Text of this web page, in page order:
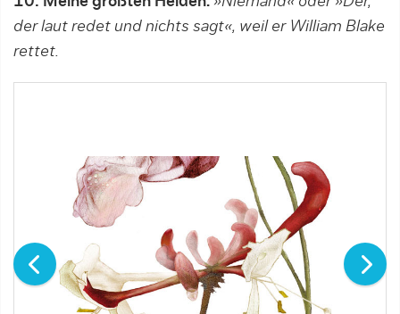
der laut redet und nichts sagt«, weil er William Blake
rettet.